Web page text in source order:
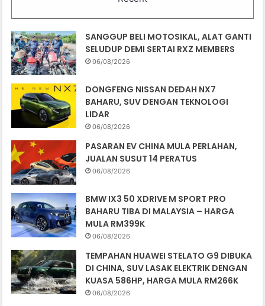
SANGGUP BELI MOTOSIKAL, ALAT GANTI
SELUDUP DEMI SERTAI RXZ MEMBERS
06/08/2026
DONGFENG NISSAN DEDAH NX7
BAHARU, SUV DENGAN TEKNOLOGI
LIDAR
06/08/2026
PASARAN EV CHINA MULA PERLAHAN,
JUALAN SUSUT 14 PERATUS
06/08/2026
BMW IX3 50 XDRIVE M SPORT PRO
BAHARU TIBA DI MALAYSIA – HARGA
MULA RM399K
06/08/2026
TEMPAHAN HUAWEI STELATO G9 DIBUKA
DI CHINA, SUV LASAK ELEKTRIK DENGAN
KUASA 586HP, HARGA MULA RM266K
06/08/2026